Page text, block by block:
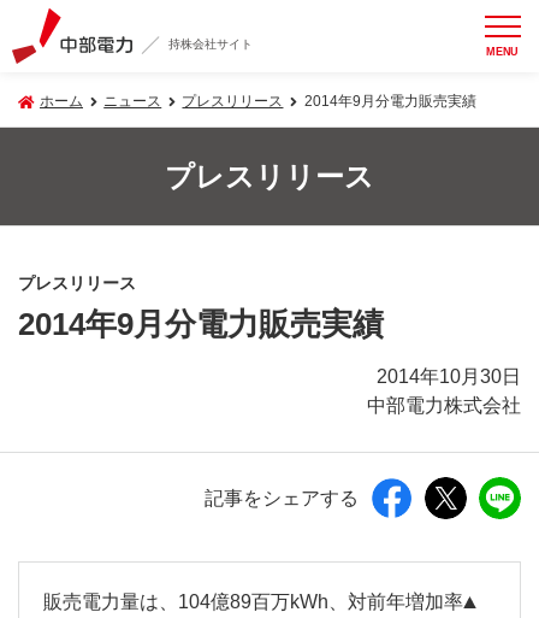
持株会社サイト MENU
ホーム ニュース プレスリリース 2014年9月分電力販売実績
プレスリリース
プレスリリース
2014年9月分電力販売実績
2014年10月30日
中部電力株式会社
記事をシェアする
販売電力量は、104億89百万kWh、対前年増加率